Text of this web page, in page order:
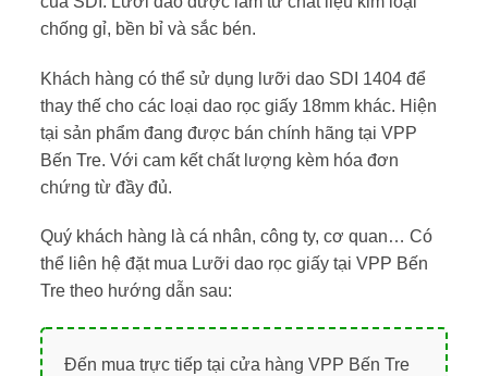
chống gỉ, bền bỉ và sắc bén.
Khách hàng có thể sử dụng lưỡi dao SDI 1404 để
thay thế cho các loại dao rọc giấy 18mm khác. Hiện
tại sản phẩm đang được bán chính hãng tại VPP
Bến Tre. Với cam kết chất lượng kèm hóa đơn
chứng từ đầy đủ.
Quý khách hàng là cá nhân, công ty, cơ quan… Có
thể liên hệ đặt mua Lưỡi dao rọc giấy tại VPP Bến
Tre theo hướng dẫn sau:
Đến mua trực tiếp tại cửa hàng VPP Bến Tre